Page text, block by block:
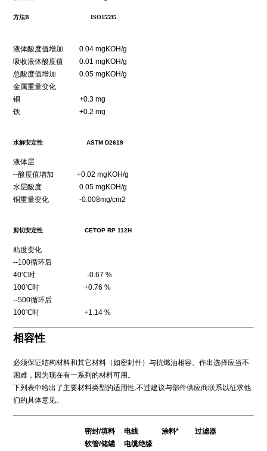
方法B ISO15595
液体酸度值增加 0.04 mgKOH/g
吸收液体酸度值 0.01 mgKOH/g
总酸度值增加 0.05 mgKOH/g
金属重量变化
铜 +0.3 mg
铁 +0.2 mg
水解安定性 ASTM D2619
液体层
--酸度值增加 +0.02 mgKOH/g
水层酸度 0.05 mgKOH/g
铜重量变化 -0.008mg/cm2
剪切安定性 CETOP RP 112H
粘度变化
--100循环后
40℃时 -0.67 %
100℃时 +0.76 %
--500循环后
100℃时 +1.14 %
相容性
必须保证结构材料和其它材料（如密封件）与抗燃油相容。作出选择应当不
困难，因为现在有一系列的材料可用。
下列表中给出了主要材料类型的适用性.不过建议与部件供应商联系以征求他
们的具体意见。
密封/填料 电线 涂料* 过滤器
软管/储罐 电缆绝缘